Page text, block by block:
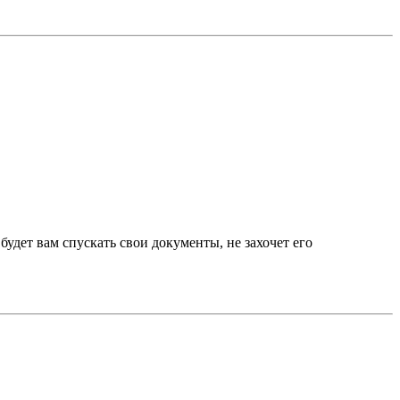
вам спускать свои документы, не захочет его